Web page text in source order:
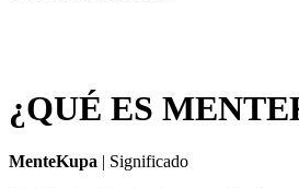
¿QUÉ ES
MenteKupa | Significado